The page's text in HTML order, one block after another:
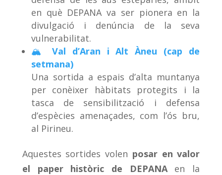
en què DEPANA va ser pionera en la
divulgació i denúncia de la seva
vulnerabilitat.
🏔️ Val d’Aran i Alt Àneu (cap de
setmana)
Una sortida a espais d’alta muntanya
per conèixer hàbitats protegits i la
tasca de sensibilització i defensa
d’espècies amenaçades, com l’ós bru,
al Pirineu.
Aquestes sortides volen posar en valor
el paper històric de DEPANAen la